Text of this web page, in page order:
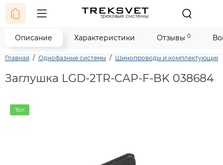
Главная Однофазные системы Шинопроводы и комплектующие
Заглушка LGD-2TR-CAP-F-BK 038684
Топ
Описание Характеристики Отзывы 0